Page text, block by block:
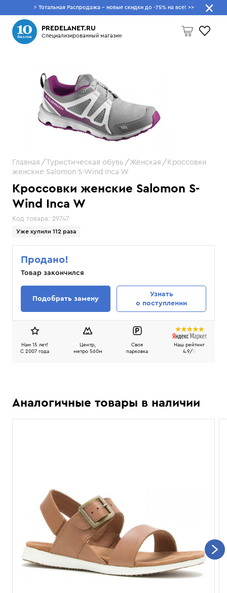
⚡ Тотальная Распродажа - новые скидки до -75% на все! >>
PREDELANET.RU
Специализированный магазин
Что будем искать?
Кроссовки женские Salomon S-
Wind Inca W
Код товара: 29747
Уже купили 112 раза
Главная Туристическая обувь Женская
Кроссовки
женские Salomon S-Wind Inca W
Продано!
Товар закончился
Подобрать замену
Узнать
о поступлении
Нам 15 лет!
C 2007 года
Центр,
метро 560м
Своя
парковка
Наш рейтинг
4.9/5
Аналогичные товары в наличии